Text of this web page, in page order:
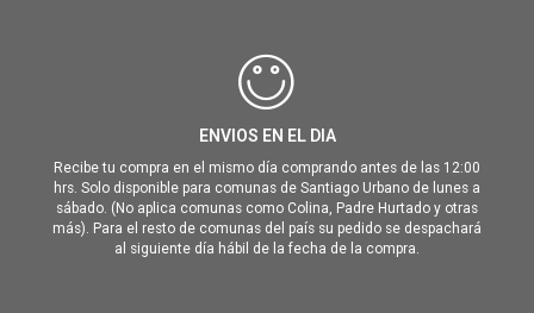
ENVIOS EN EL DIA
Recibe tu compra en el mismo día comprando antes de las 12:00
hrs. Solo disponible para comunas de Santiago Urbano de lunes a
sábado. (No aplica comunas como Colina, Padre Hurtado y otras
más). Para el resto de comunas del país su pedido se despachará
al siguiente día hábil de la fecha de la compra.